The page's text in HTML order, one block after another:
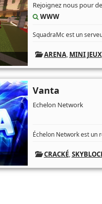
Rejoignez nous pour
WWW
SquadraMc est un
ARENA, MINI JEUX
Vanta
Echelon Network
Échelon Network est un
CRACKÉ,